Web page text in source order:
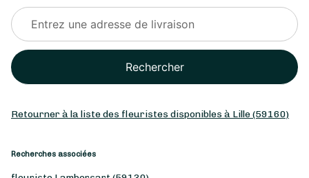
Rechercher
Retourner à la liste des fleuristes disponibles à Lille (59160)
Recherches associées